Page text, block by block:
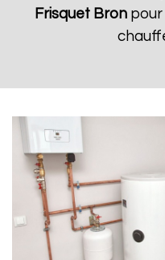
Frisquet Bron pour